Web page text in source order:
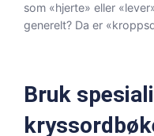
som «hjerte» eller
generelt? Da er
Bruk